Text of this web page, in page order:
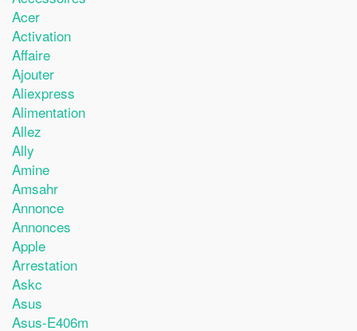
Acer
Activation
Affaire
Ajouter
Aliexpress
Alimentation
Allez
Ally
Amine
Amsahr
Annonce
Annonces
Apple
Arrestation
Askc
Asus
Asus-E406m